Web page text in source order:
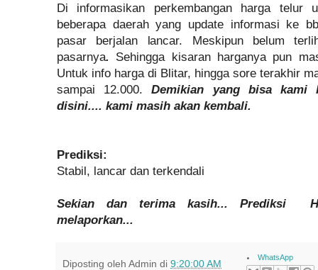
Di informasikan perkembangan harga telur
beberapa daerah yang update informasi ke
pasar berjalan lancar. Meskipun belum
pasarnya. Sehingga kisaran harganya pun
Untuk info harga di Blitar, hingga sore terakhir
sampai 12.000.Demikian yang bisa kami
disini.... kami masih akan kembali.
Prediksi:
Stabil, lancar dan terkendali
Sekian dan terima kasih... Prediksi
melaporkan...
Diposting oleh Admin di 9:20:00 AM
WhatsApp